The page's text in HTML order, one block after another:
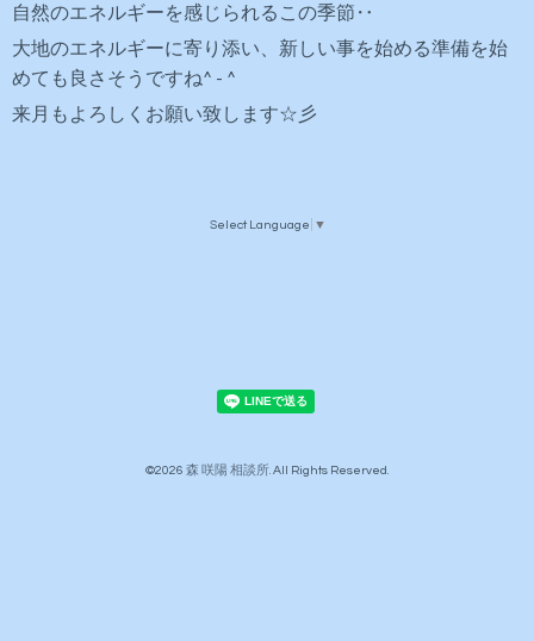
自然のエネルギーを感じられるこの季節‥
大地のエネルギーに寄り添い、 新しい事を始める準備を始
めても良さそうですね^ - ^
来月もよろしくお願い致します☆彡
Select Language ▼
©2026 森 咲陽 相談所 . All Rights Reserved.